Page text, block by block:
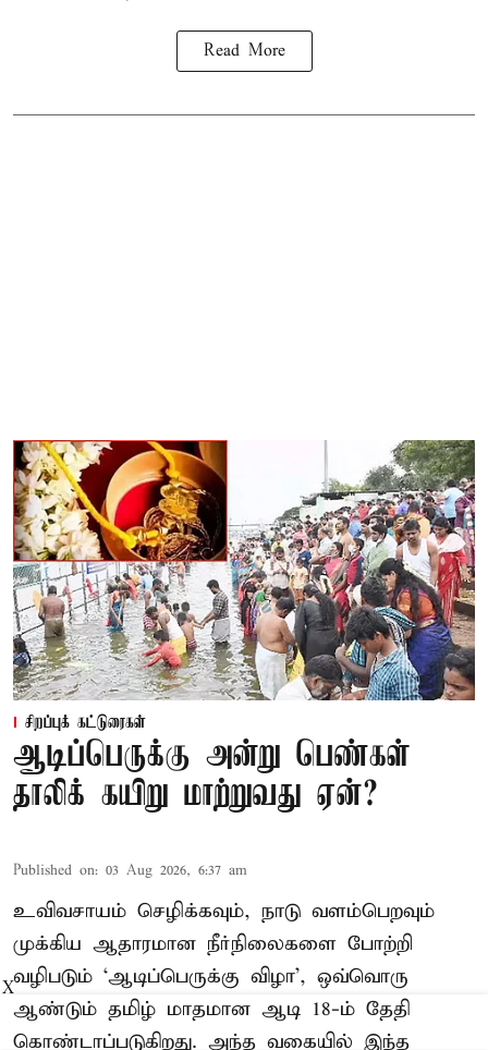
Read More
சிறப்புக் கட்டுரைகள்
ஆடிப்பெருக்கு அன்று பெண்கள்
தாலிக் கயிறு மாற்றுவது ஏன்?
Published on: 03 Aug 2026, 6:37 am
உவிவசாயம் செழிக்கவும், நாடு வளம்பெறவும்
முக்கிய ஆதாரமான நீர்நிலைகளை போற்றி
வழிபடும் ‘ஆடிப்பெருக்கு விழா’, ஒவ்வொரு
ஆண்டும் தமிழ் மாதமான ஆடி 18-ம் தேதி
கொண்டாப்படுகிறது. அந்த வகையில் இந்த
X